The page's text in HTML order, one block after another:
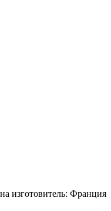
изготовитель: Франция